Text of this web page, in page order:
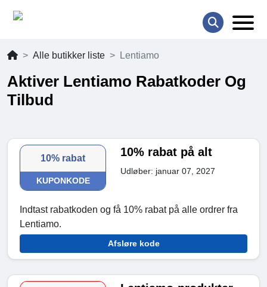
Alle butikker liste Lentiamo
Aktiver Lentiamo Rabatkoder Og
Tilbud
10% rabat
KUPONKODE
10% rabat på alt
Udløber: januar 07, 2027
Indtast rabatkoden og få 10% rabat på alle ordrer fra
Lentiamo.
Afsløre kode